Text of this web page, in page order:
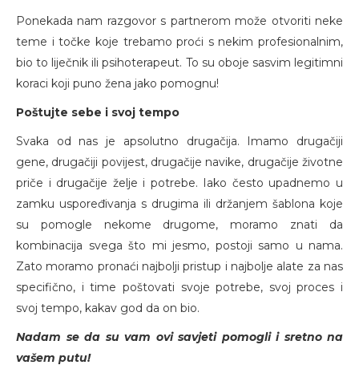
Ponekada nam razgovor s partnerom može otvoriti neke
teme i točke koje trebamo proći s nekim profesionalnim,
bio to liječnik ili psihoterapeut. To su oboje sasvim legitimni
koraci koji puno žena jako pomognu!
Poštujte sebe i svoj tempo
Svaka od nas je apsolutno drugačija. Imamo drugačiji
gene, drugačiji povijest, drugačije navike, drugačije životne
priče i drugačije želje i potrebe. Iako često upadnemo u
zamku uspoređivanja s drugima ili držanjem šablona koje
su pomogle nekome drugome, moramo znati da
kombinacija svega što mi jesmo, postoji samo u nama.
Zato moramo pronaći najbolji pristup i najbolje alate za nas
specifično, i time poštovati svoje potrebe, svoj proces i
svoj tempo, kakav god da on bio.
Nadam se da su vam ovi savjeti pomogli i sretno na
vašem putu!